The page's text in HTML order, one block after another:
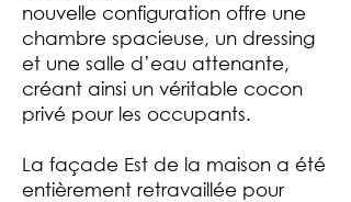
nouvelle configuration offre une
chambre spacieuse, un dressing
et une salle d’eau attenante,
créant ainsi un véritable cocon
privé pour les occupants.
La façade Est de la maison a été
entièrement retravaillée pour